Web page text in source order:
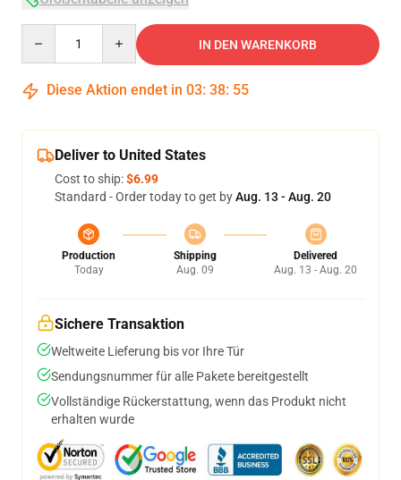
IN DEN WARENKORB
Diese Aktion endet in 03: 38: 54
Deliver to United States
Cost to ship:$6.99
Standard - Order today to get byAug. 13 - Aug. 20
Production
Today
Shipping
Aug. 09
Delivered
Aug. 13 - Aug. 20
Sichere Transaktion
Weltweite Lieferung bis vor Ihre Tür
Sendungsnummer für alle Pakete bereitgestellt
Vollständige Rückerstattung, wenn das Produkt nicht
erhalten wurde